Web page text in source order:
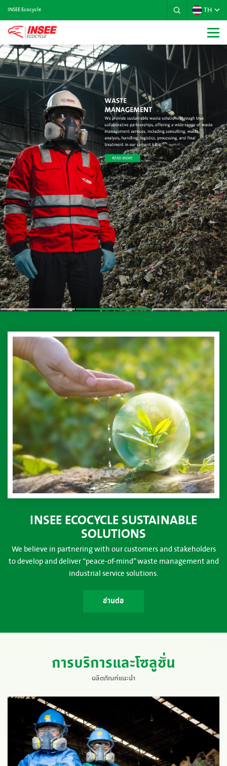
INSEE Ecocycle TH
INSEE ECOCYCLE SUSTAINABLE
SOLUTIONS
We believe in partnering with our customers and stakeholders
to develop and deliver “peace-of-mind” waste management and
industrial service solutions.
อ่านต่อ
การบริการและโซลูชั่น
ผลิตภัณฑ์แนะนำ